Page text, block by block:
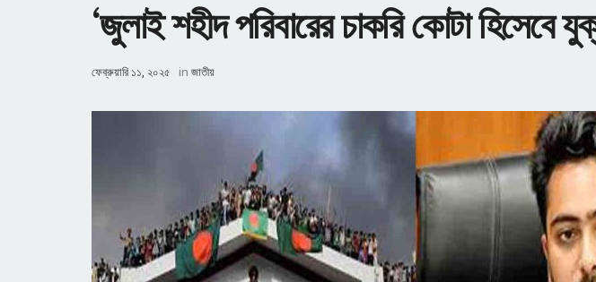
‘জুলাই শহীদ পরিবারের চাকরি কোটা হিসেবে
ফেব্রুয়ারি ১১, ২০২৫ in জাতীয়